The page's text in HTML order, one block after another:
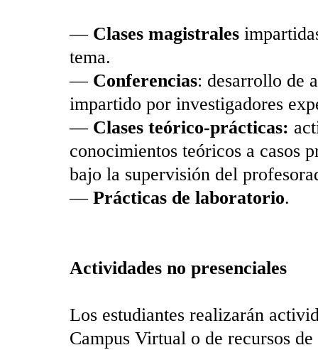
— Clases magistrales
tema.
—Conferencias: desarrollo de
impartido por investigadores
—Clases teórico-prácticas:
conocimientos teóricos a casos
bajo la supervisión del
— Prácticas de laboratorio.
Actividades no presenciales
Los estudiantes realizarán
Campus Virtual o de recursos